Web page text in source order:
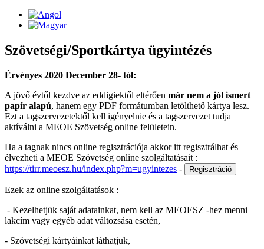
Szövetségi/Sportkártya ügyintézés
Érvényes 2020 December 28- tól:
A jövő évtől kezdve az eddigiektől eltérően már nem a jól ismert
papír alapú, hanem egy PDF formátumban letölthető kártya lesz.
Ezt a tagszervezetektől kell igényelnie és a tagszervezet tudja
aktíválni a MEOE Szövetség online felületein.
Ha a tagnak nincs online regisztrációja akkor itt regisztrálhat és
élvezheti a MEOE Szövetség online szolgáltatásait :
https://tirr.meoesz.hu/index.php?m=ugyintezes -
Ezek az online szolgáltatások :
- Kezelhetjük saját adatainkat, nem kell az MEOESZ -hez menni
lakcím vagy egyéb adat változsása esetén,
- Szövetségi kártyáinkat láthatjuk,